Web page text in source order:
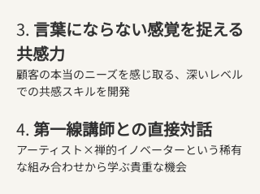
3. 言葉にならない感覚を捉える
共感力
顧客の本当のニーズを感じ取る、深いレベル
での共感スキルを開発
4. 第一線講師との直接対話
アーティスト×禅的イノベーターという稀有
な組み合わせから学ぶ貴重な機会